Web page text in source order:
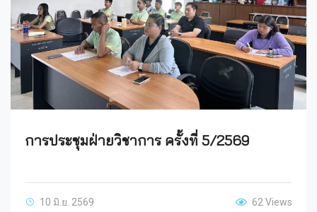
การประชุมฝ่ายวิชาการ ครั้งที่ 5/2569
10 มิ.ย. 2569 62 Views